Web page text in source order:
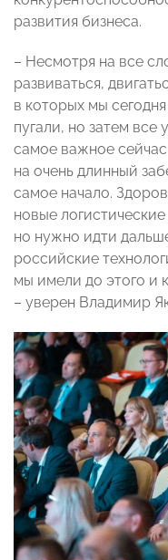
развития бизнеса.
– Несмотря на все
развиваться,
в которых мы
пугали, но затем
самое важное
на очень длинный
самое начало.
новые
но нужно идти
российские
мы имели до этого и
– уверен Владимир